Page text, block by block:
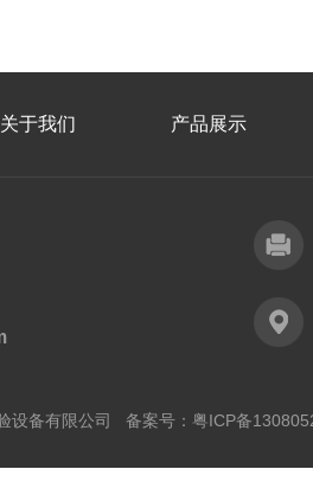
关于我们 产品展示
设备有限公司 备案号： 粤ICP备